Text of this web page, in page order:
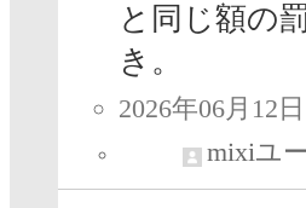
と同じ額の
き。
2026年06月12
mixiユ